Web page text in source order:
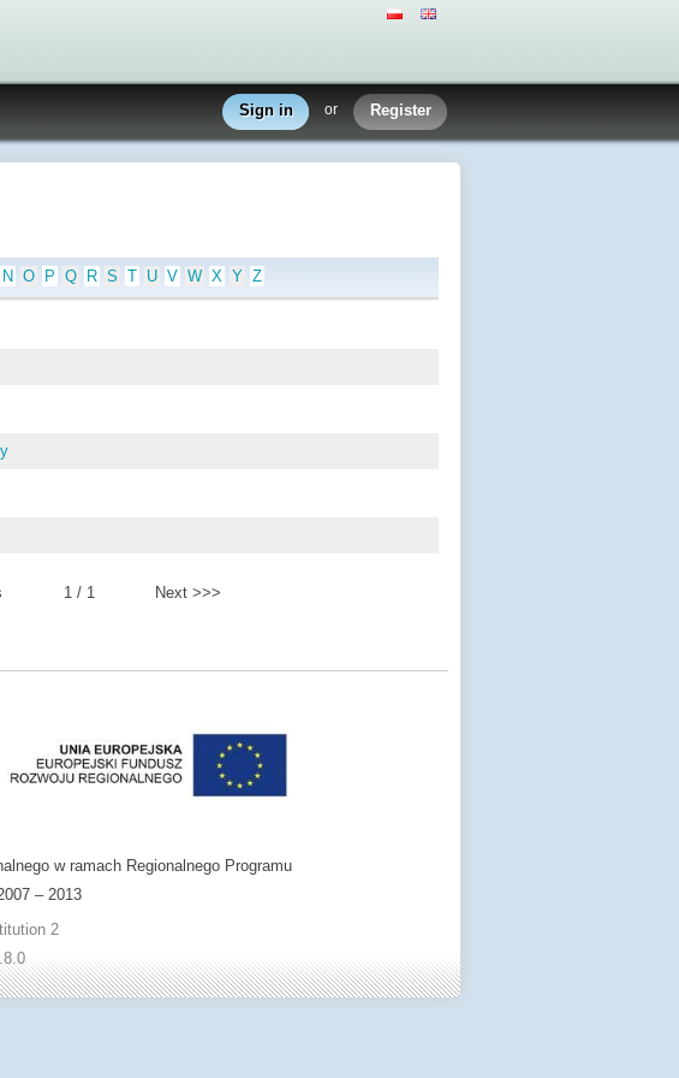
Sign in or Register
N O P Q R S T U V W X Y Z
1 / 1 Next >>>
w ramach Regionalnego Programu
– 2013
2